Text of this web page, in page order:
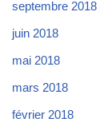
septembre 2018
juin 2018
mai 2018
mars 2018
février 2018